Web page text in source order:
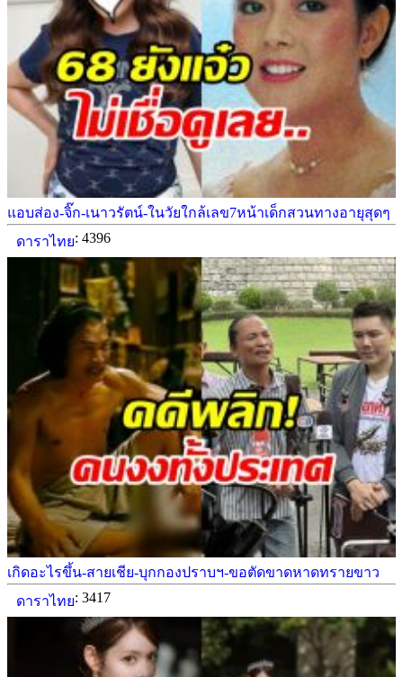
แอบส่อง-จิ๊ก-เนาวรัตน์-ในวัยใกล้เลข7หน้าเด็กสวนทางอายุสุดๆ
ดาราไทย: 4396
เกิดอะไรขึ้น-สายเชีย-บุกกองปราบฯ-ขอตัดขาดหาดทรายขาว
ดาราไทย: 3417